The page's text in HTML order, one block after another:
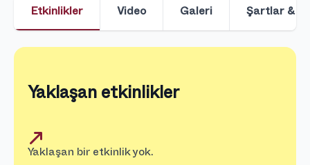
Etkinlikler Video Galeri Şartlar &
Yaklaşan etkinlikler
Yaklaşan bir etkinlik yok.